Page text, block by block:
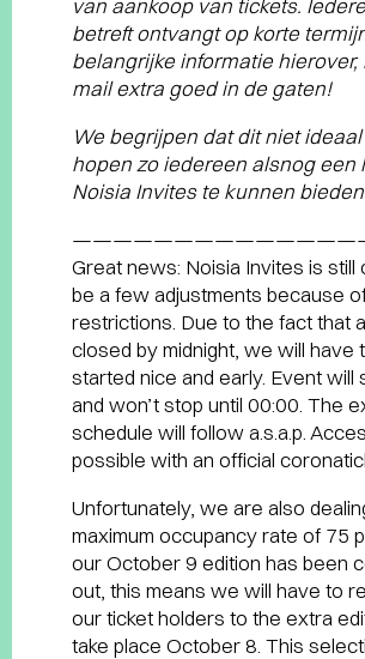
van aankoop van tickets.
betreft ontvangt op korte
belangrijke informatie hierover,
mail extra goed in de gaten!
We begrijpen dat dit niet
hopen zo iedereen alsnog een
Noisia Invites te kunnen
Great news: Noisia Invites is still
be a few adjustments because
restrictions. Due to the fact that
closed by midnight, we will have
started nice and early. Event will
and won’t stop until 00:00. The
schedule will follow a.s.a.p.
possible with an official
Unfortunately, we are also
maximum occupancy rate of 75
our October 9 edition has been
out, this means we will have to
our ticket holders to the extra
take place October 8. This